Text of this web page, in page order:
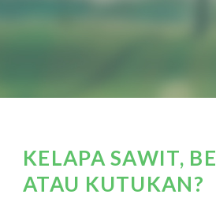
KELAPA SAWIT,
ATAU KUTUKAN?